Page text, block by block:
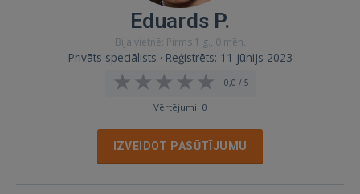
Eduards P.
Bija vietnē: Pirms 1 g., 0 mēn.
Privāts speciālists · Reģistrēts: 11 jūnijs 2023
0,0 / 5
Vērtējumi: 0
IZVEIDOT PASŪTĪJUMU